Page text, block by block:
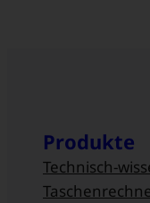
Produkte
Technisch-